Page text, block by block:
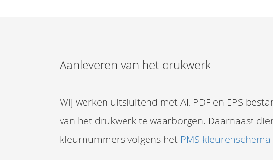
Aanleveren van het drukwerk
Wij werken uitsluitend met AI, PDF en EPS
van het drukwerk te waarborgen. Daarnaast
kleurnummers volgens het PMS kleurenschema